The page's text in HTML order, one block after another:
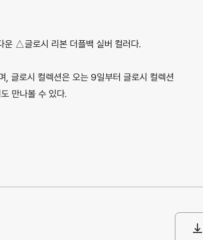
운 △글로시 리본 더플백 실버 컬러다.
, 글로시 컬렉션은 오는 9일부터 글로시 컬렉션
만나볼 수 있다.